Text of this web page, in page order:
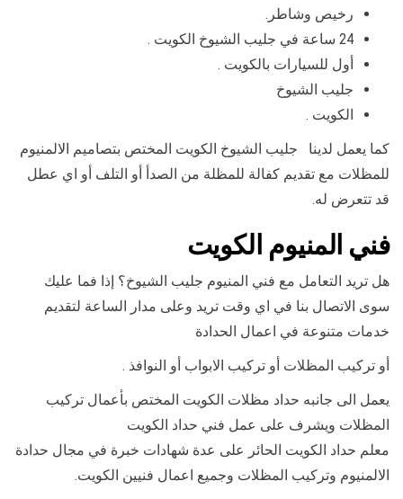
رخيص وشاطر.
24 ساعة في جليب الشيوخ الكويت .
أول للسيارات بالكويت .
جليب الشيوخ
الكويت .
كما يعمل لدينا جليب الشيوخ الكويت المختص بتصاميم الالمنيوم
للمظلات مع تقديم كفالة للمظلة من الصدأ أو التلف أو اي عطل
قد تتعرض له.
فني المنيوم الكويت
هل تريد التعامل مع فني المنيوم جليب الشيوخ؟ إذا فما عليك
سوى الاتصال بنا في اي وقت تريد وعلى مدار الساعة لتقديم
خدمات متنوعة في اعمال الحدادة
أو تركيب المظلات أو تركيب الابواب أو النوافذ .
يعمل الى جانبه حداد مظلات الكويت المختص بأعمال تركيب
المظلات ويشرف على عمل فني حداد الكويت
معلم حداد الكويت الحائر على عدة شهادات خبرة في مجال حدادة
الالمنيوم وتركيب المظلات وجميع اعمال فنيين الكويت.